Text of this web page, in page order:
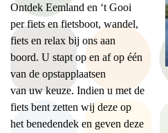
Ontdek Eemland en ‘t Gooi
per fiets en fietsboot, wandel,
fiets en relax bij ons aan
boord. U stapt op en af op één
van de opstapplaatsen
van uw keuze. Indien u met de
fiets bent zetten wij deze op
het benedendek en geven deze